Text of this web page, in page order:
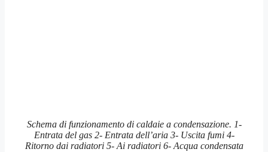
Schema di funzionamento di caldaie a condensazione. 1-
Entrata del gas 2- Entrata dell’aria 3- Uscita fumi 4-
Ritorno dai radiatori 5- Ai radiatori 6- Acqua condensata